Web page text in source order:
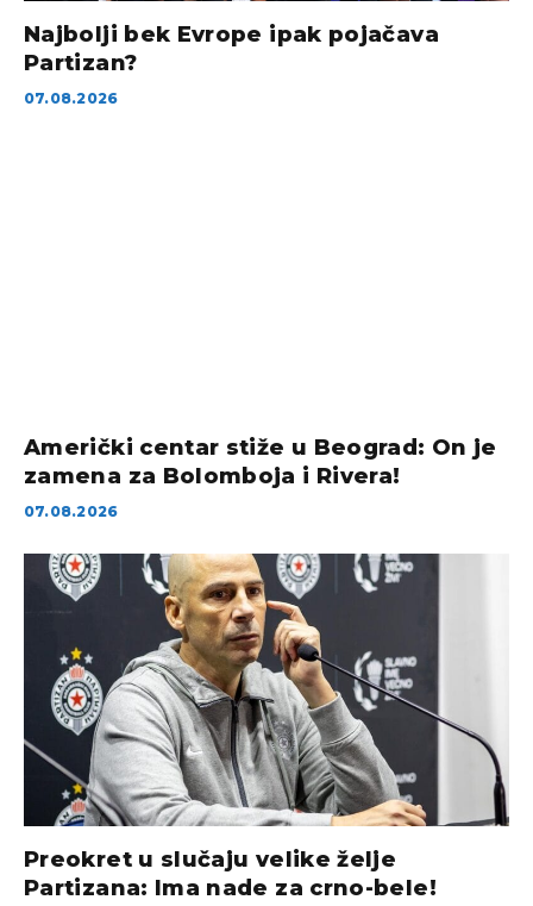
Najbolji bek Evrope ipak pojačava
Partizan?
07.08.2026
Američki centar stiže u Beograd: On je
zamena za Bolomboja i Rivera!
07.08.2026
Preokret u slučaju velike želje
Partizana: Ima nade za crno-bele!